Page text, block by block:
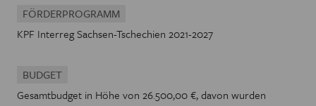
FÖRDERPROGRAMM
KPF Interreg Sachsen-Tschechien 2021-2027
BUDGET
Gesamtbudget in Höhe von 26.500,00 €, davon wurden